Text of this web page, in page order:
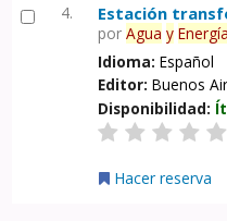
4. Estación
porAgua y Energía
Idioma:Español
Editor:Buenos
Disponibilidad:
Hacer reserva